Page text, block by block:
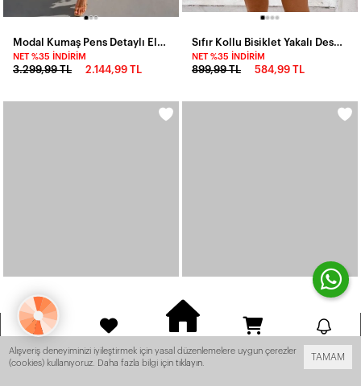
Ücretsiz Kargo! - - Tüm Ürünlerde Ücretsiz Kargo! - - Tüm
NET %35 İNDIRIM
3.299,99 TL 2.144,99 TL
NET %35 İNDIRIM
899,99 TL 584,99 TL
BILDIRIM
TAMAM
Alışveriş deneyiminizi iyileştirmek için yasal düzenlemelere uygun çerezler
(cookies) kullanıyoruz. Daha fazla bilgi için tıklayın